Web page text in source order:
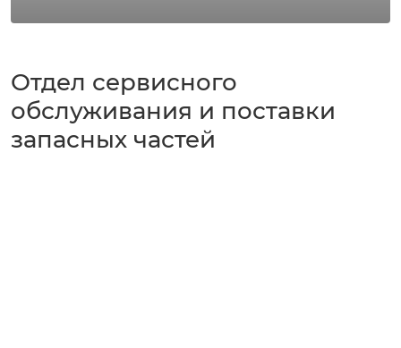
Отдел сервисного
обслуживания и поставки
запасных частей